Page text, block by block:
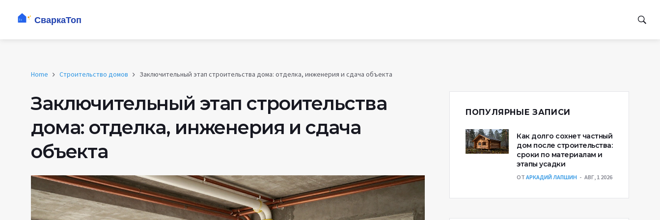
Home Строительство домов Заключительный этап строительства дома: отделка, инженерия и сдача объекта
Заключительный этап строительства
дома: отделка, инженерия и сдача
объекта
ПОПУЛЯРНЫЕ ЗАПИСИ
Как долго сохнет частный
дом после строительства:
сроки по материалам и
этапы усадки
ОТ АРКАДИЙ ЛАПШИН АВГ, 1 2026